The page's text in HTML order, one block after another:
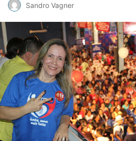
Sandro Vagner